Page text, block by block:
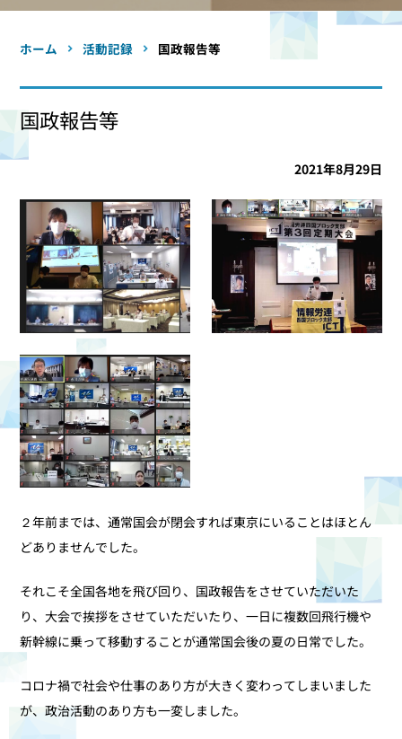
ホーム 活動記録 国政報告等
国政報告等
2021年8月29日
２年前までは、通常国会が閉会すれば東京にいることはほとん
どありませんでした。
それこそ全国各地を飛び回り、国政報告をさせていただいた
り、大会で挨拶をさせていただいたり、一日に複数回飛行機や
新幹線に乗って移動することが通常国会後の夏の日常でした。
コロナ禍で社会や仕事のあり方が大きく変わってしまいました
が、政治活動のあり方も一変しました。